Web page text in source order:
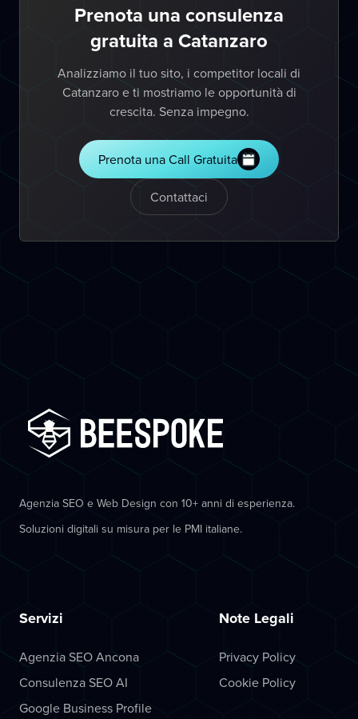
Prenota una consulenza
gratuita a Catanzaro
Analizziamo il tuo sito, i competitor locali di
Catanzaro e ti mostriamo le opportunità di
crescita. Senza impegno.
Prenota una Call Gratuita
Contattaci
Agenzia SEO e Web Design con 10+ anni di esperienza.
Soluzioni digitali su misura per le PMI italiane.
Servizi
Agenzia SEO Ancona
Consulenza SEO AI
Google Business Profile
Note Legali
Privacy Policy
Cookie Policy